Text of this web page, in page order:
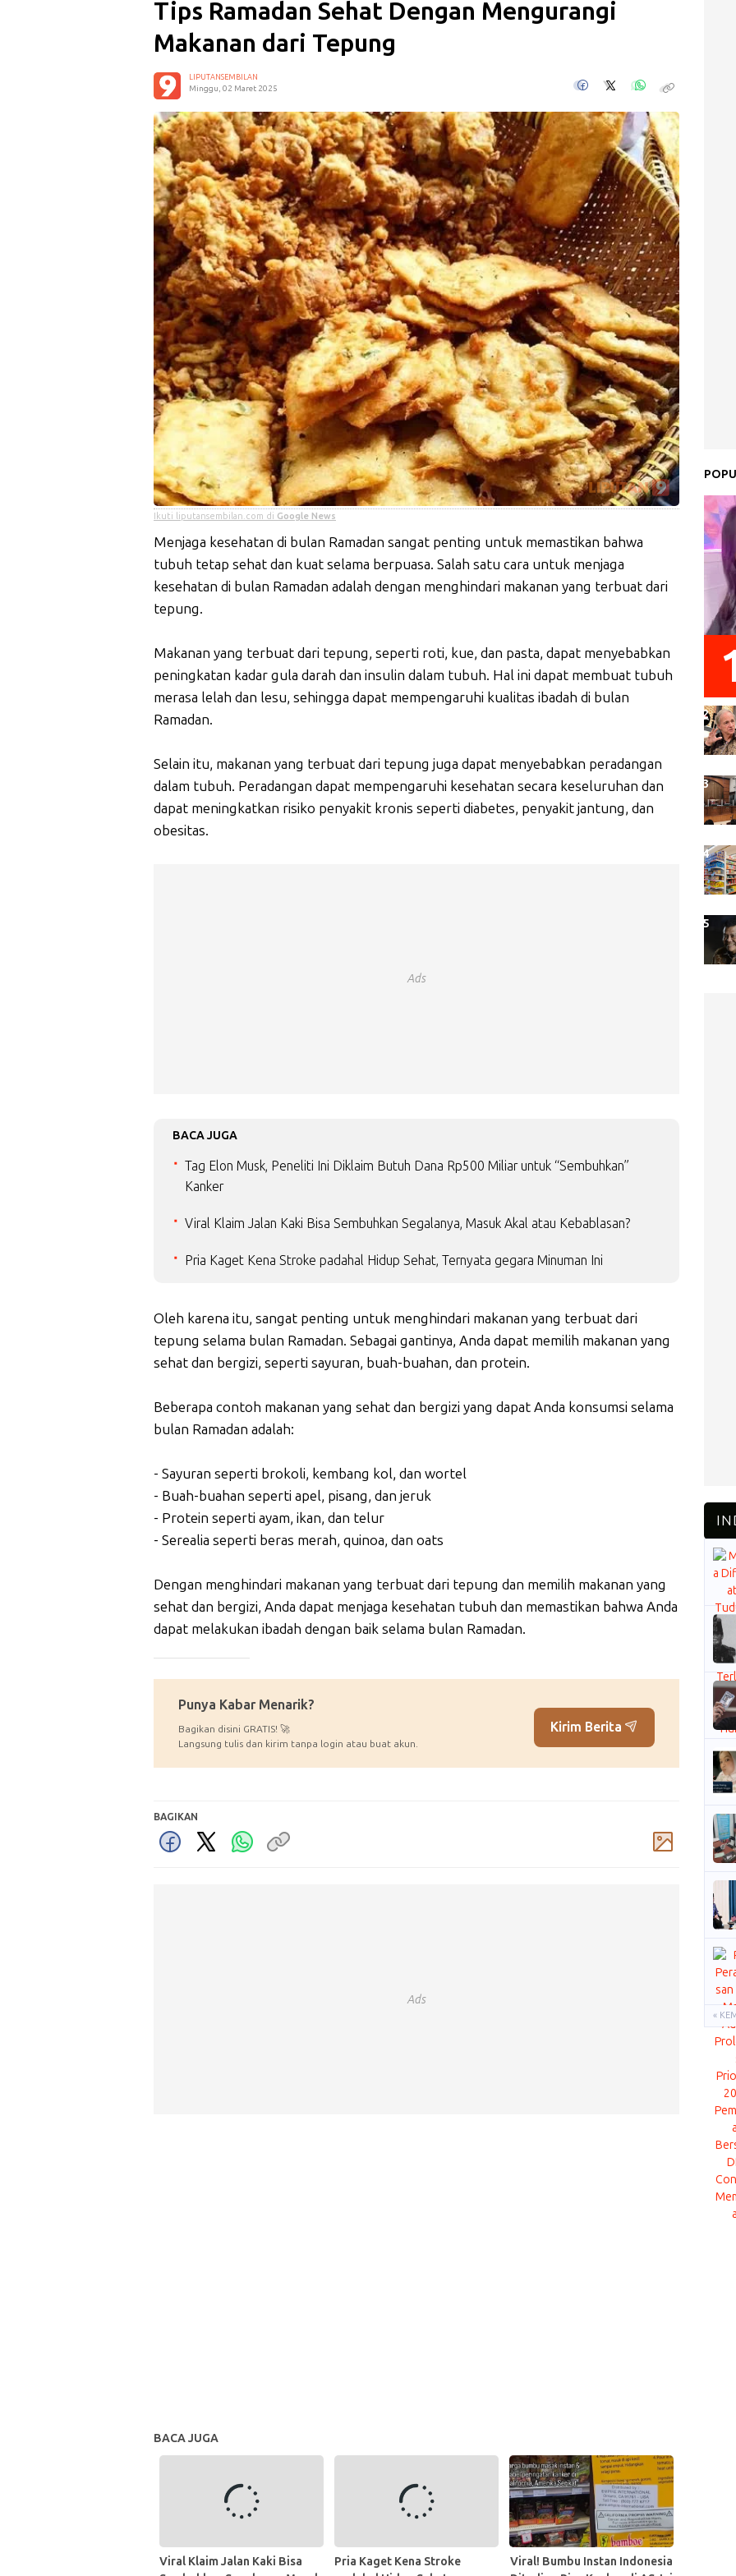
Tips Ramadan Sehat Dengan Mengurangi
Makanan dari Tepung
LIPUTANSEMBILAN
Minggu, 02 Maret 2025
Ikuti liputansembilan.com di Google News
Menjaga kesehatan di bulan Ramadan sangat penting untuk memastikan bahwa
tubuh tetap sehat dan kuat selama berpuasa. Salah satu cara untuk menjaga
kesehatan di bulan Ramadan adalah dengan menghindari makanan yang terbuat dari
tepung.
Makanan yang terbuat dari tepung, seperti roti, kue, dan pasta, dapat menyebabkan
peningkatan kadar gula darah dan insulin dalam tubuh. Hal ini dapat membuat tubuh
merasa lelah dan lesu, sehingga dapat mempengaruhi kualitas ibadah di bulan
Ramadan.
Selain itu, makanan yang terbuat dari tepung juga dapat menyebabkan peradangan
dalam tubuh. Peradangan dapat mempengaruhi kesehatan secara keseluruhan dan
dapat meningkatkan risiko penyakit kronis seperti diabetes, penyakit jantung, dan
obesitas.
Ads
BACA JUGA
Tag Elon Musk, Peneliti Ini Diklaim Butuh Dana Rp500 Miliar untuk “Sembuhkan”
Kanker
Viral Klaim Jalan Kaki Bisa Sembuhkan Segalanya, Masuk Akal atau Kebablasan?
Pria Kaget Kena Stroke padahal Hidup Sehat, Ternyata gegara Minuman Ini
Oleh karena itu, sangat penting untuk menghindari makanan yang terbuat dari
tepung selama bulan Ramadan. Sebagai gantinya, Anda dapat memilih makanan yang
sehat dan bergizi, seperti sayuran, buah-buahan, dan protein.
Beberapa contoh makanan yang sehat dan bergizi yang dapat Anda konsumsi selama
bulan Ramadan adalah:
- Sayuran seperti brokoli, kembang kol, dan wortel
- Buah-buahan seperti apel, pisang, dan jeruk
- Protein seperti ayam, ikan, dan telur
- Serealia seperti beras merah, quinoa, dan oats
Dengan menghindari makanan yang terbuat dari tepung dan memilih makanan yang
sehat dan bergizi, Anda dapat menjaga kesehatan tubuh dan memastikan bahwa Anda
dapat melakukan ibadah dengan baik selama bulan Ramadan.
Punya Kabar Menarik?
Bagikan disini GRATIS! 🚀
Langsung tulis dan kirim tanpa login atau buat akun.
Kirim Berita
BAGIKAN
Ads
BACA JUGA
Viral Klaim Jalan Kaki Bisa
Pria Kaget Kena Stroke
Viral! Bumbu Instan Indonesia
«